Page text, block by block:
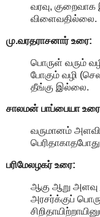
வரவு, குறைவாக
விளைவதில்லை.
மு.வரதராசனார்உரை:
பொருள் வரும்
போகும் வழி
தீங்கு இல்லை.
சாலமன் பாப்பையா
வருமானம்
பரிமேலழகர் உரை:
ஆகு ஆறு அளவு
அரசர்க்குப்